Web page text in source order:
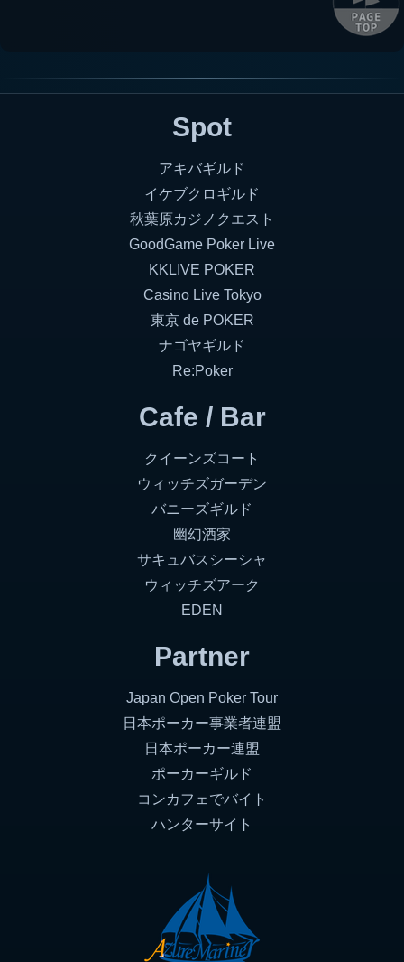
Spot
アキバギルド
イケブクロギルド
秋葉原カジノクエスト
GoodGame Poker Live
KKLIVE POKER
Casino Live Tokyo
東京 de POKER
ナゴヤギルド
Re:Poker
Cafe / Bar
クイーンズコート
ウィッチズガーデン
バニーズギルド
幽幻酒家
サキュバスシーシャ
ウィッチズアーク
EDEN
Partner
Japan Open Poker Tour
日本ポーカー事業者連盟
日本ポーカー連盟
ポーカーギルド
コンカフェでバイト
ハンターサイト